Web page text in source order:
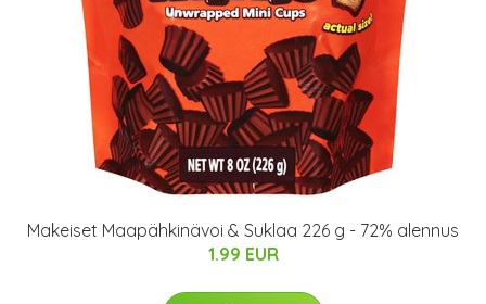
Makeiset Maapähkinävoi & Suklaa 226 g - 72% alennus
1.99 EUR